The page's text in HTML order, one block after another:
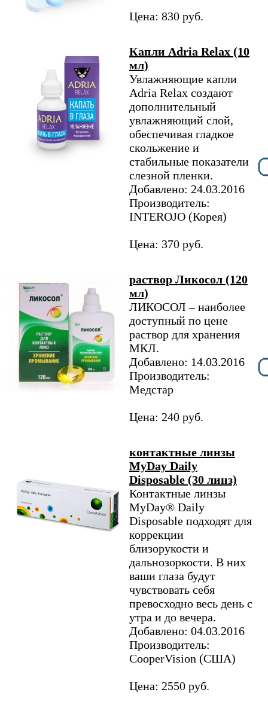
Цена: 830 руб.
Капли Adria Relax (10
мл)
Увлажняющие капли
Adria Relax создают
дополнительный
увлажняющий слой,
обеспечивая гладкое
скольжение и
стабильные показатели
слезной пленки.
Добавлено: 24.03.2016
Производитель:
INTEROJO (Корея)
Цена: 370 руб.
раствор Ликосол (120
мл)
ЛИКОСОЛ – наиболее
доступный по цене
раствор для хранения
МКЛ.
Добавлено: 14.03.2016
Производитель:
Медстар
Цена: 240 руб.
контактные линзы
MyDay Daily
Disposable (30 линз)
Контактные линзы
MyDay® Daily
Disposable подходят для
коррекции
близорукости и
дальнозоркости. В них
ваши глаза будут
чувствовать себя
превосходно весь день с
утра и до вечера.
Добавлено: 04.03.2016
Производитель:
CooperVision (США)
Цена: 2550 руб.